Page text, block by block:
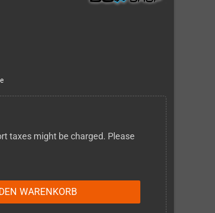
taxes might be charged. Please
WARENKORB